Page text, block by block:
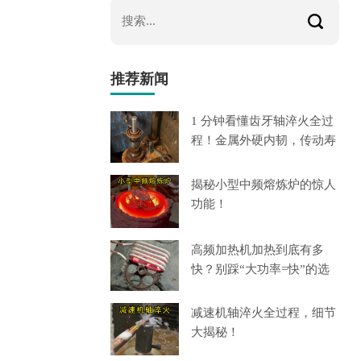
推荐新闻
1 分钟看懂齿牙轴淬火全过
程！金属外硬内韧，传动寿
揭秘小型中频熔炼炉的惊人
功能！
高频加热机加热到底有多
快？别踩“大功率=快”的选
减速机轴淬火全过程，细节
大揭秘！